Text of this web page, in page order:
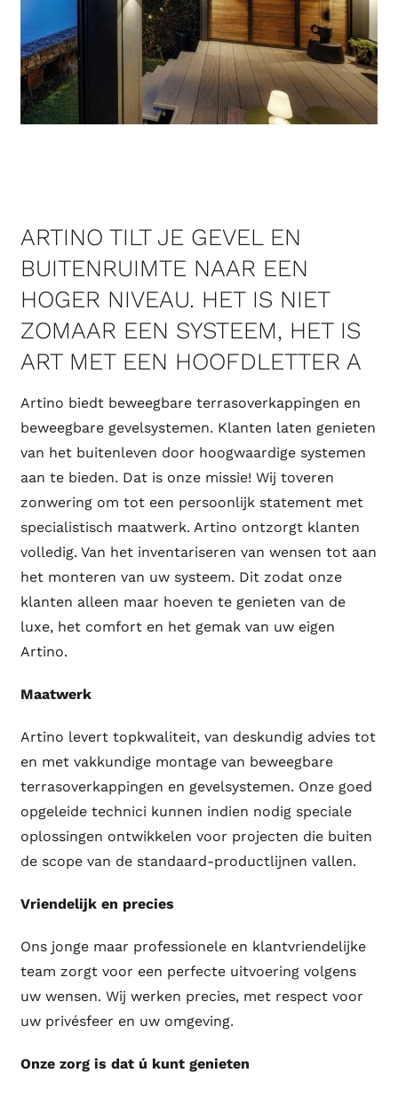
ARTINO TILT JE GEVEL EN
BUITENRUIMTE NAAR EEN
HOGER NIVEAU. HET IS NIET
ZOMAAR EEN SYSTEEM, HET IS
ART MET EEN HOOFDLETTER A
Artino biedt beweegbare terrasoverkappingen en
beweegbare gevelsystemen. Klanten laten genieten
van het buitenleven door hoogwaardige systemen
aan te bieden. Dat is onze missie! Wij toveren
zonwering om tot een persoonlijk statement met
specialistisch maatwerk. Artino ontzorgt klanten
volledig. Van het inventariseren van wensen tot aan
het monteren van uw systeem. Dit zodat onze
klanten alleen maar hoeven te genieten van de
luxe, het comfort en het gemak van uw eigen
Artino.
Maatwerk
Artino levert topkwaliteit, van deskundig advies tot
en met vakkundige montage van beweegbare
terrasoverkappingen en gevelsystemen. Onze goed
opgeleide technici kunnen indien nodig speciale
oplossingen ontwikkelen voor projecten die buiten
de scope van de standaard-productlijnen vallen.
Vriendelijk en precies
Ons jonge maar professionele en klantvriendelijke
team zorgt voor een perfecte uitvoering volgens
uw wensen. Wij werken precies, met respect voor
uw privésfeer en uw omgeving.
Onze zorg is dat ú kunt genieten